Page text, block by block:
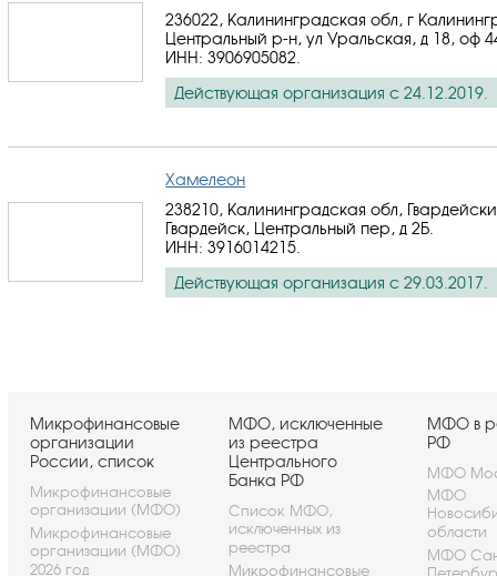
236022, Калининградская обл, г
Центральный р-н, ул Уральская, д 18, оф
ИНН: 3906905082
Действующая организация с 24.12.2019.
Хамелеон
238210, Калининградская обл,
Гвардейск, Центральный пер, д 2Б.
ИНН: 3916014215
Действующая организация с 29.03.2017.
Микрофинансовые
организации
России, список
Микрофинансовые
организации (МФО)
Микрофинансовые
организации (МФО)
2026 год
МФО, исключенные
из реестра
Центрального
Банка РФ
Список МФО,
исключенных из
реестра
Микрофинансовые
МФО в
РФ
МФО
МФО
области
МФО